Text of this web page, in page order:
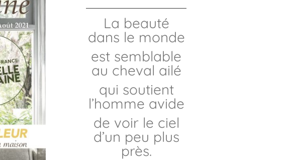
La beauté
dans le monde
est semblable
au cheval ailé
qui soutient
l’homme avide
de voir le ciel
d’un peu plus
près.